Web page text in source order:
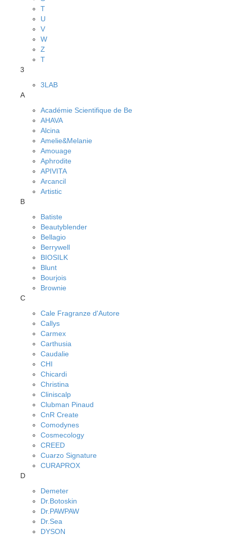
T
U
V
W
Z
Т
3
3LAB
A
Académie Scientifique de Be
AHAVA
Alcina
Amelie&Melanie
Amouage
Aphrodite
APIVITA
Arcancil
Artistic
B
Batiste
Beautyblender
Bellagio
Berrywell
BIOSILK
Blunt
Bourjois
Brownie
C
Cale Fragranze d'Autore
Callys
Carmex
Carthusia
Caudalie
CHI
Chicardi
Christina
Cliniscalp
Clubman Pinaud
CnR Create
Comodynes
Cosmecology
CREED
Cuarzo Signature
CURAPROX
D
Demeter
Dr.Botoskin
Dr.PAWPAW
Dr.Sea
DYSON